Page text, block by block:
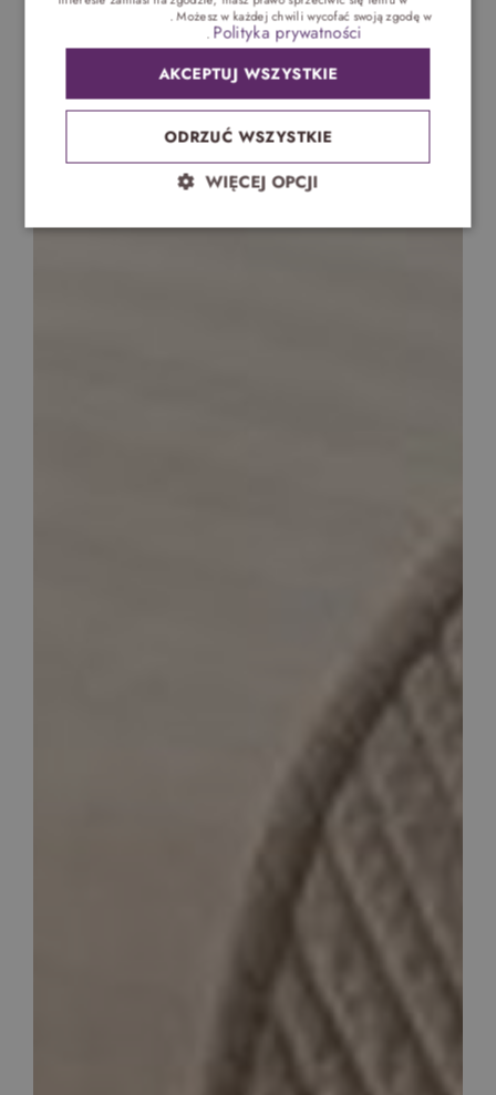
. Możesz w każdej chwili wycofać swoją zgodę w
. Polityka prywatności
AKCEPTUJ WSZYSTKIE
ODRZUĆ WSZYSTKIE
WIĘCEJ OPCJI